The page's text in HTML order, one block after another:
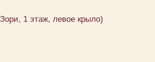
1 этаж, левое крыло)